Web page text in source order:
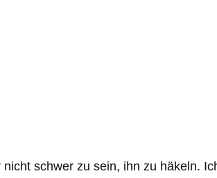
schwer zu sein, ihn zu häkeln.